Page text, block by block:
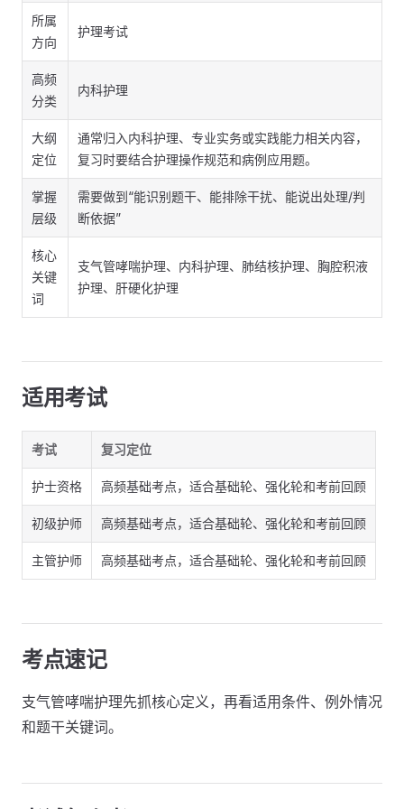
所属
方向
护理考试
高频
分类
内科护理
大纲
定位
通常归入内科护理、专业实务或实践能力相关内容，
复习时要结合护理操作规范和病例应用题。
掌握
层级
需要做到“能识别题干、能排除干扰、能说出处理/判
断依据”
核心
关键
词
支气管哮喘护理、内科护理、肺结核护理、胸腔积液
护理、肝硬化护理
适用考试
考试 复习定位
护士资格 高频基础考点，适合基础轮、强化轮和考前回顾
初级护师 高频基础考点，适合基础轮、强化轮和考前回顾
主管护师 高频基础考点，适合基础轮、强化轮和考前回顾
考点速记
支气管哮喘护理先抓核心定义，再看适用条件、例外情况
和题干关键词。